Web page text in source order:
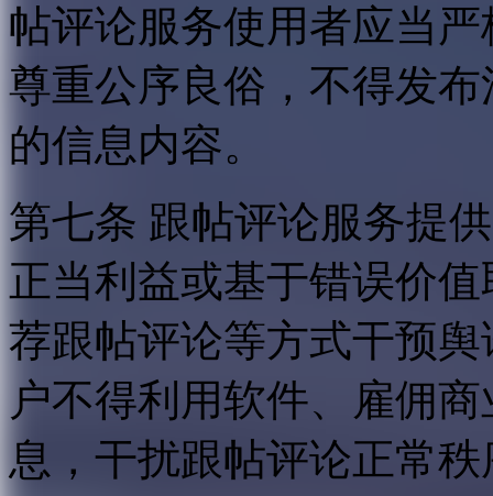
帖评论服务使用者应当
尊重公序良俗，不得发
的信息内容。
第七条 跟帖评论服务提
正当利益或基于错误价
荐跟帖评论等方式干预
户不得利用软件、雇佣
息，干扰跟帖评论正常